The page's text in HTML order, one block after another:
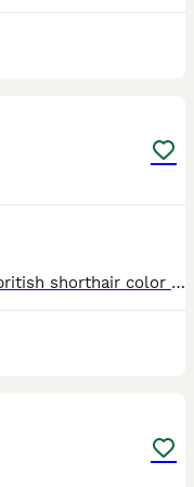
Pongo a disposicion 2 machitos de british shorthair color naranja, gorditos preciosos. Si deseas tener a uno de estos pequeñines, escribenos ! Ahora disponibles para reserva.